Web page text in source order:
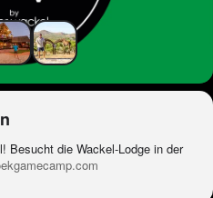
Besucht die Wackel-Lodge in der